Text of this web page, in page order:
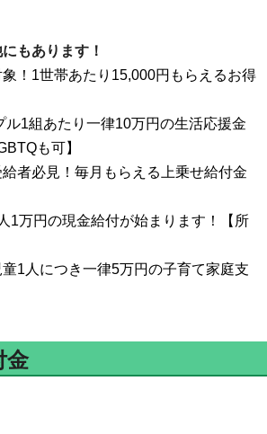
もあります！
！1世帯あたり15,000円もらえるお得
ル1組あたり一律10万円の生活応援金
も可】
給者必見！毎月もらえる上乗せ給付金
1万円の現金給付が始まります！【所
童1人につき一律5万円の子育て家庭支
金